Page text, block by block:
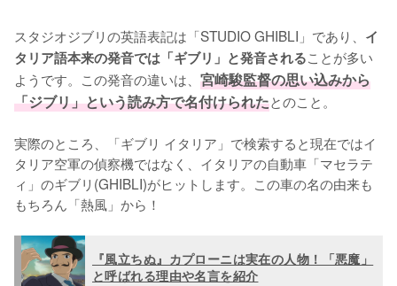
スタジオジブリの英語表記は「STUDIO GHIBLI」であり、 イ
タリア語本来の発音では「ギブリ」と発音されることが多い
ようです。この発音の違いは、 宮崎駿監督の思い込みから
「ジブリ」という読み方で名付けられたとのこと。
実際のところ、「ギブリ イタリア」で検索すると現在ではイ
タリア空軍の偵察機ではなく、イタリアの自動車「マセラテ
ィ」のギブリ(GHIBLI)がヒットします。この車の名の由来も
もちろん「熱風」から！
『風立ちぬ』カプローニは実在の人物！「悪魔」
と呼ばれる理由や名言を紹介